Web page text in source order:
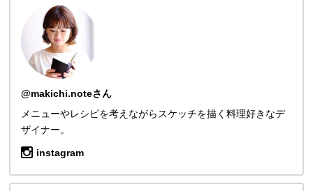
@makichi.noteさん
メニューやレシピを考えながらスケッチを描く料理好きなデ
ザイナー。
instagram